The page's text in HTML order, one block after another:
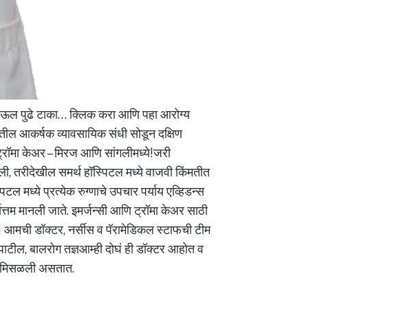
पुढे टाका… क्लिक करा आणि पहा आरोग्य
आकर्षक व्यावसायिक संधी सोडून दक्षिण
केअर – मिरज आणि सांगलीमध्ये!जरी
तरीदेखील समर्थ हॉस्पिटल मध्ये वाजवी किंमतीत
मध्ये प्रत्येक रुग्णाचे उपचार पर्याय एव्हिडन्स
मानली जाते. इमर्जन्सी आणि ट्रॉमा केअर साठी
डॉक्टर, नर्सीस व पॅरामेडिकल स्टाफची टीम
बालरोग तज्ञआम्ही दोघं ही डॉक्टर आहोत व
असतात.